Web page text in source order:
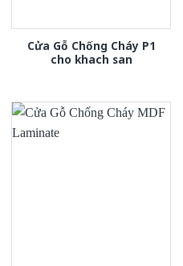
Cửa Gỗ Chống Cháy P1
cho khach san